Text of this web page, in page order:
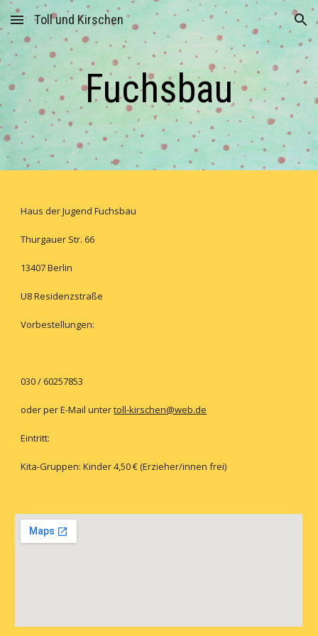
Skip to main content Skip to navigation
Toll und Kirschen
Fuchsbau
Haus der Jugend Fuchsbau
Thurgauer Str. 66
13407 Berlin
U8 Residenzstraße
Vorbestellungen:
030 / 60257853
oder per E-Mail untertoll-kirschen@web.de
Eintritt:
Kita-Gruppen: Kinder 4,50 € (Erzieher/innen frei)